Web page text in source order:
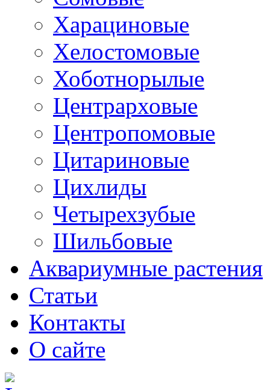
Харациновые
Хелостомовые
Хоботнорылые
Центрарховые
Центропомовые
Цитариновые
Цихлиды
Четырехзубые
Шильбовые
Аквариумные растения
Статьи
Контакты
О сайте